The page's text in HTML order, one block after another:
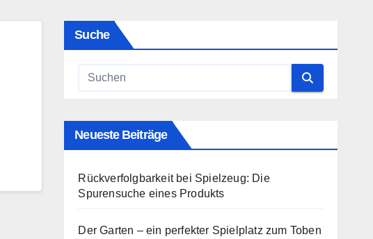
Suche
Neueste Beiträge
Rückverfolgbarkeit bei Spielzeug: Die
Spurensuche eines Produkts
Der Garten – ein perfekter Spielplatz zum Toben